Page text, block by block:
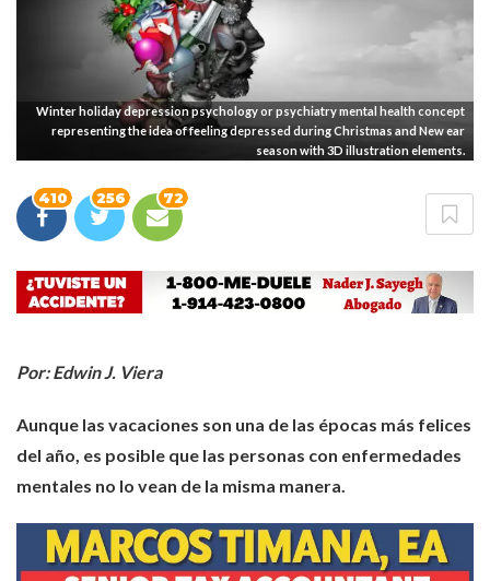
Winter holiday depression psychology or psychiatry mental health concept
representing the idea of feeling depressed during Christmas and New ear
season with 3D illustration elements.
410 256 72
Por: Edwin J. Viera
Aunque las vacaciones son una de las épocas más felices
del año, es posible que las personas con enfermedades
mentales no lo vean de la misma manera.